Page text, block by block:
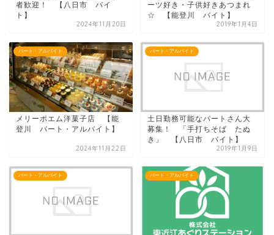
者歓迎！ 【八日市 バイ
ト】
2024年11月20日
ーツ好き・子供好きあつまれ
☆ 【能登川 バイト】
2019年1月4日
パート・アルバイト
メリーポエム洋菓子店 【能
登川 パート・アルバイト】
2024年11月22日
パート・アルバイト
土日勤務可能なパートさん大
募集！ 「手打ちそば たぬ
き」 【八日市 バイト】
2019年1月9日
パート・アルバイト パート・アルバイト